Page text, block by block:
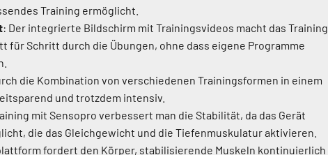
Training ermöglicht.
: Der integrierte Bildschirm mit Trainingsvideos macht das Training
für Schritt durch die Übungen, ohne dass eigene Programme
die Kombination von verschiedenen Trainingsformen in einem
und trotzdem intensiv.
mit Sensopro verbessert man die Stabilität, da das Gerät
die das Gleichgewicht und die Tiefenmuskulatur aktivieren.
fordert den Körper, stabilisierende Muskeln kontinuierlich